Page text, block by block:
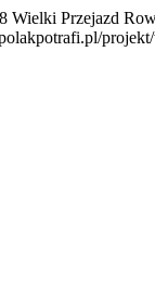
Wielki Przejazd